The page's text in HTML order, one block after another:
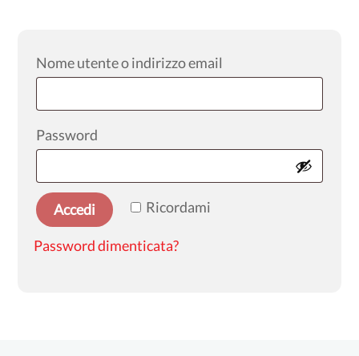
Nome utente o indirizzo email
Password
Ricordami
Accedi
Password dimenticata?